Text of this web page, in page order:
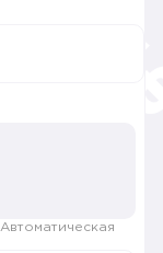
Автоматическая